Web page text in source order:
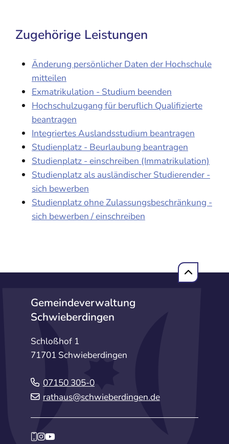
Zugehörige Leistungen
Änderung persönlicher Daten der Hochschule
mitteilen
Exmatrikulation - Studium beenden
Hochschulzugang für beruflich Qualifizierte
beantragen
Integriertes Auslandsstudium beantragen
Studienplatz - Beurlaubung beantragen
Studienplatz - einschreiben (Immatrikulation)
Studienplatz als ausländischer Studierender -
sich bewerben
Studienplatz ohne Zulassungsbeschränkung -
sich bewerben / einschreiben
Gemeindeverwaltung
Schwieberdingen
Schloßhof 1
71701 Schwieberdingen
07150 305-0
rathaus@schwieberdingen.de